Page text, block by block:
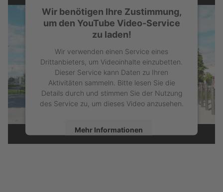
Wir benötigen Ihre Zustimmung,
um den YouTube Video-Service
zu laden!
Wir verwenden einen Service eines
Drittanbieters, um Videoinhalte einzubetten.
Dieser Service kann Daten zu Ihren
Aktivitäten sammeln. Bitte lesen Sie die
Details durch und stimmen Sie der Nutzung
des Service zu, um dieses Video anzusehen.
Mehr Informationen